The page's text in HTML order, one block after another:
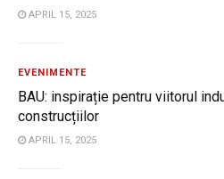
APRIL 15, 2025
EVENIMENTE
BAU: inspirație pentru viitorul
construcțiilor
APRIL 15, 2025